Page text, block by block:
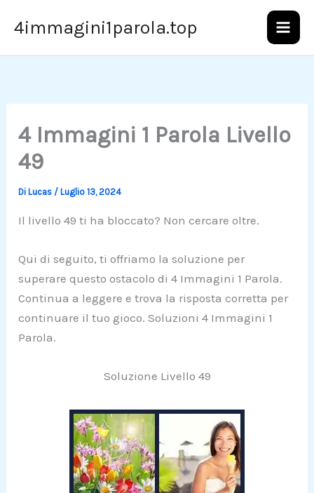
4immagini1parola.top
4 Immagini 1 Parola Livello
49
DiLucas /Luglio 13, 2024
Il livello 49 ti ha bloccato? Non cercare oltre.
Qui di seguito, ti offriamo la soluzione per
superare questo ostacolo di 4 Immagini 1 Parola.
Continua a leggere e trova la risposta corretta per
continuare il tuo gioco. Soluzioni 4 Immagini 1
Parola.
Soluzione Livello 49